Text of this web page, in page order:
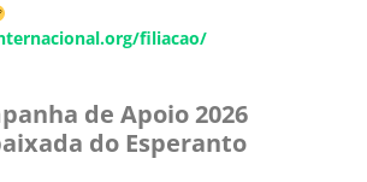
filiacao/
de Apoio 2026
do Esperanto